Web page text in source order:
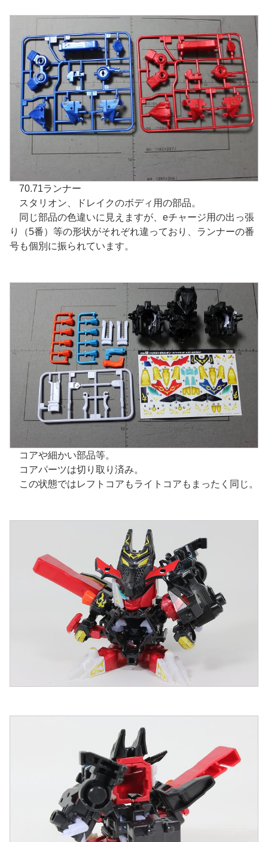
70.71ランナー
スタリオン、ドレイクのボディ用の部品。
同じ部品の色違いに見えますが、eチャージ用の出っ張
り（5番）等の形状がそれぞれ違っており、ランナーの番
号も個別に振られています。
コアや細かい部品等。
コアパーツは切り取り済み。
この状態ではレフトコアもライトコアもまったく同じ。